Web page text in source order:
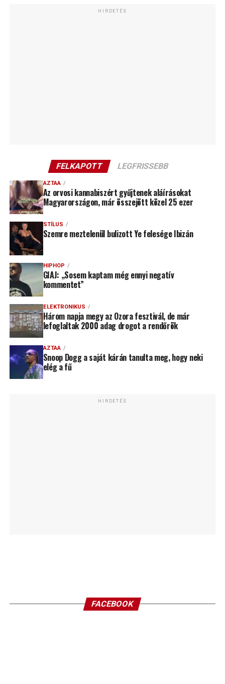
HIRDETÉS
FELKAPOTT LEGFRISSEBB
AZTAA
Az orvosi kannabiszért gyűjtenek aláírásokat
Magyarországon, már összejött közel 25 ezer
STÍLUS
Szemre meztelenül bulizott Ye felesége Ibizán
HIPHOP
GIAJ: „Sosem kaptam még ennyi negatív
kommentet”
ELEKTRONIKUS
Három napja megy az Ozora fesztivál, de már
lefoglaltak 2000 adag drogot a rendőrök
AZTAA
Snoop Dogg a saját kárán tanulta meg, hogy neki
elég a fű
HIRDETÉS
FACEBOOK